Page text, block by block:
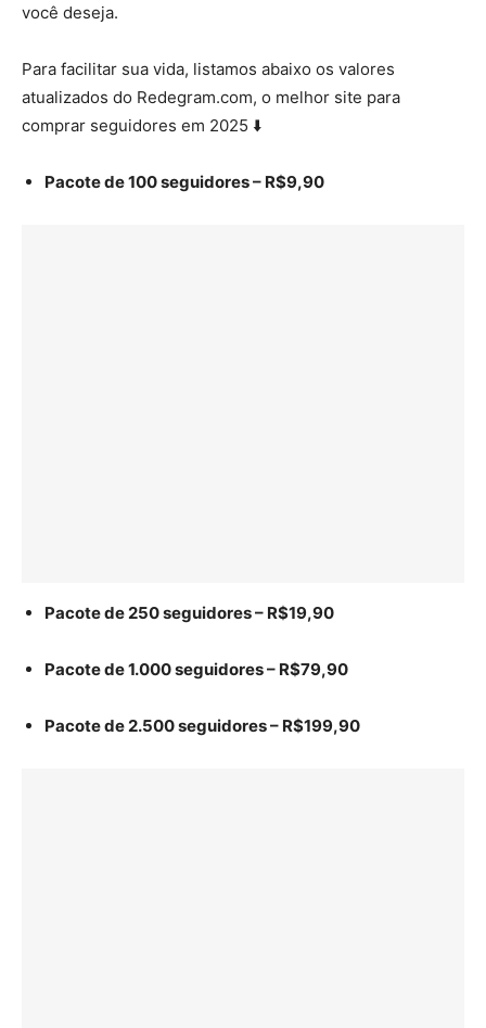
você deseja.
Para facilitar sua vida, listamos abaixo os valores
atualizados do Redegram.com, o melhor site para
comprar seguidores em 2025 ⬇️
Pacote de 100 seguidores – R$9,90
Pacote de 250 seguidores – R$19,90
Pacote de 1.000 seguidores – R$79,90
Pacote de 2.500 seguidores – R$199,90